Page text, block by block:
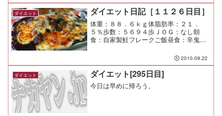
ダイエット ダイエット日記［１１２６日目］
体重：８８．６ｋｇ体脂肪率：２１．
５％歩数：５６９４歩ＪＯＧ：なし朝
食：自家製鮭フレークご飯昼食：辛鬼
串蔵間食：メモ：久しぶりに仲の良い先
輩と呑んだ。 いやぁこの人は好きだ
な、やっぱ。
2010.09.22
ダイエット ダイエット[295日目]
今日は早めに帰ろう。